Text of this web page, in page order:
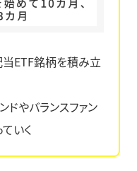
ETF銘柄を積み立
やバランスファン
いく